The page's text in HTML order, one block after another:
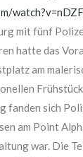
mit fünf
hatte das
am
fanden sich
am Point
war. Die